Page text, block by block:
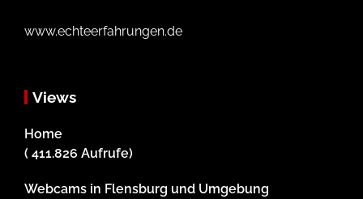
www.echteerfahrungen.de
Views
Home
( 411.826 Aufrufe)
Webcams in Flensburg und Umgebung